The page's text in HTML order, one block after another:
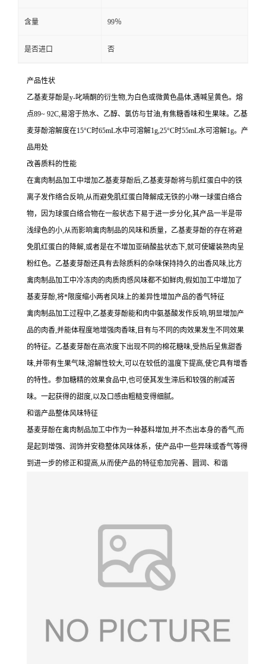
含量 99％
是否进口 否
产品性状
乙基麦芽酚是y-叱喃酮的衍生物,为白色或微黄色晶体,遇喊呈黄色。熔
点89~ 92C,易溶于热水、乙醇、氯仿与甘油,有焦糖香味和生果味。乙基
麦芽酚溶解度在15°C时65mL水中可溶解1g,25°C时55mL水可溶解1g。产
品用处
改善质料的性能
在禽肉制品加工中增加乙基麦芽酚后,乙基麦芽酚将与肌红蛋白中的铁
离子发作络合反响,从而避免肌红蛋白降解成无铁的小咻一球蛋白络合
物，因为球蛋白络合物在一般状态下易于进一步分化,其产品一半是带
浅绿色的小,从而影响禽肉制品的风味和质量，乙基麦芽酚的存在将避
免肌红蛋白的降解,或者是在不增加亚硝酸盐状态下,就可使罐装熟肉呈
粉红色。乙基麦芽酚还具有去除质料的杂味保持持久的出香风味,比方
禽肉制品加工中冷冻肉的肉质肉感风味都不如鲜肉,假如加工中增加了
基麦芽酚,将*限度缩小两者风味上的差异性增加产品的香气特征
禽肉制品加工过程中,乙基麦芽酚能和肉中氨基酸发作反响,明显增加产
品的肉香,并能体程度地增强肉香味,目有与不同的肉效果发生不同效果
的特征。乙基麦芽酚在高浓度下出现不同的棉花糖味,受热后呈焦甜香
味,并带有生果气味,溶解性较大,可以在较低的温度下提高,使它具有增香
的特性。参加糖精的效果食品中,也可使其发生滞后和较强的削减苦
味。一起获得的甜度,以及口感由粗糙变得细腻。
和谐产品整体风味特征
基麦芽酚在禽肉制品加工中作为一种基料增加,并不杰出本身的香气,而
是起到增强、润饰并安稳整体风味体系，使产品中一些异味或香气等得
到进一步的修正和提高,从而使产品的特征愈加完善、圆润、和谐